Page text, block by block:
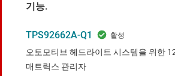
기능.
TPS92662A-Q1
오토모티브 헤드라이트 시스템을 위한
매트릭스 관리자